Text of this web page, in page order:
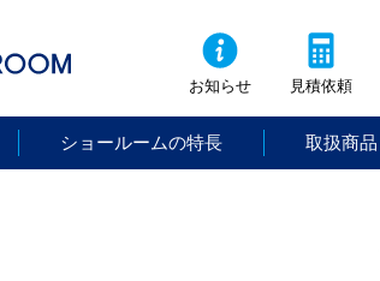
お知らせ 見積依頼
ショールームの特長 取扱商品